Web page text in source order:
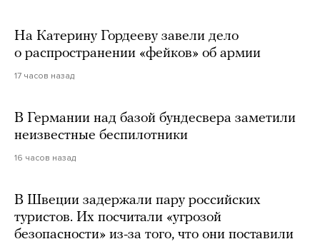
На Катерину Гордееву завели дело
о распространении «фейков» об армии
17 часов назад
В Германии над базой бундесвера заметили
неизвестные беспилотники
16 часов назад
В Швеции задержали пару российских
туристов. Их посчитали «угрозой
безопасности» из-за того, что они поставили